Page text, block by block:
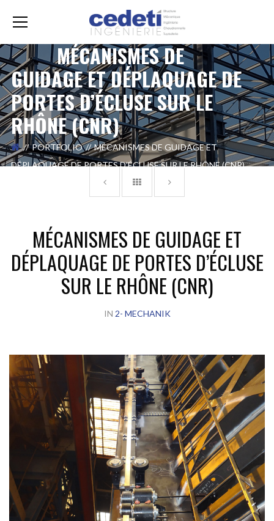
MÉCANISMES DE
GUIDAGE ET DÉPLAQUAGE DE
PORTES D’ÉCLUSE SUR LE
RHÔNE (CNR)
PORTFOLIO
MÉCANISMES DE GUIDAGE ET
DÉPLAQUAGE DE PORTES D’ÉCLUSE SUR LE RHÔNE (CNR)
MÉCANISMES DE GUIDAGE ET
DÉPLAQUAGE DE PORTES D’ÉCLUSE
SUR LE RHÔNE (CNR)
IN 2- MECHANIK